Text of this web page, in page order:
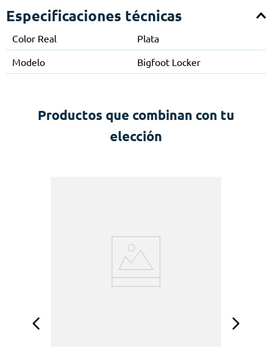
Especificaciones técnicas
Color Real
Plata
Modelo
Bigfoot Locker
Productos que combinan con tu
elección